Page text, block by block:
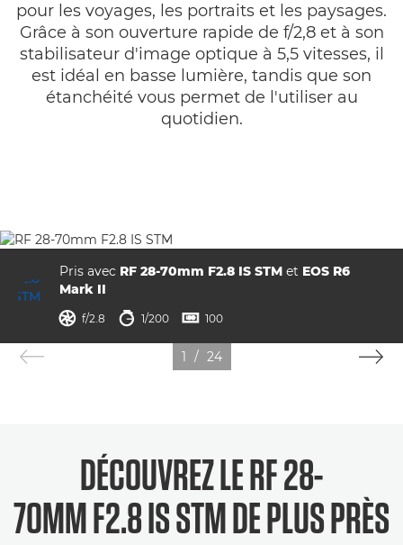
Commentaires
Assistance
pour les voyages, les portraits et les paysages.
Grâce à son ouverture rapide de f/2,8 et à son
stabilisateur d'image optique à 5,5 vitesses, il
est idéal en basse lumière, tandis que son
étanchéité vous permet de l'utiliser au
quotidien.
Pris avec RF 28-70mm F2.8 IS STM et EOS R6
Mark II
ouverture
 f/2.8 vitesse d'obturation
 1/200 ISO
 100
1 / 24
DÉCOUVREZ LE RF 28-
70MM F2.8 IS STM DE PLUS PRÈS